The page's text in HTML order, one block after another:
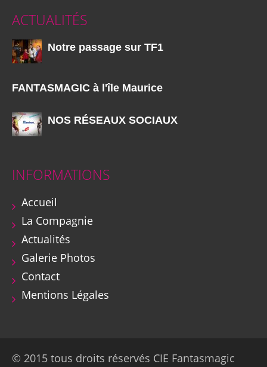
ACTUALITÉS
Notre passage sur TF1
FANTASMAGIC à l'île Maurice
NOS RÉSEAUX SOCIAUX
INFORMATIONS
Accueil
La Compagnie
Actualités
Galerie Photos
Contact
Mentions Légales
© 2015 tous droits réservés CIE Fantasmagic